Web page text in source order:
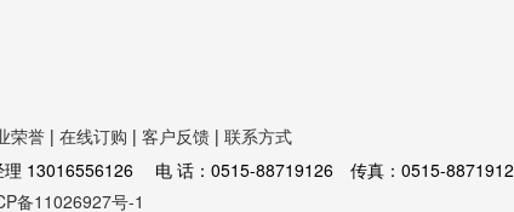
荣誉 | 在线订购 | 客户反馈 | 联系方式
理 13016556126 电 话：0515-88719126 传真：0515-
备11026927号-1